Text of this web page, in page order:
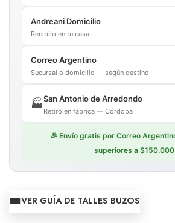
Andreani Domicilio
Recibilo en tu casa
Correo Argentino
Sucursal o domicilio — según destino
🏭San Antonio de Arredondo
Retiro en fábrica — Córdoba
🎉 Envío gratis por Correo
superiores a
VER GUÍA DE TALLES BUZOS